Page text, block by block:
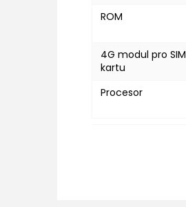
ROM
4G modul pro SIM
kartu
Procesor